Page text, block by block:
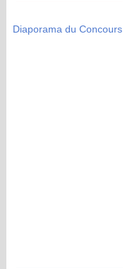
Diaporama du Concours